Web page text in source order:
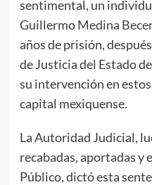
sentimental, un
GuillermoMedina
años de prisión,
de Justicia del Estado
su intervención en
capital mexiquense.
La Autoridad Judicial,
recabadas, aportadas
Público, dictó esta